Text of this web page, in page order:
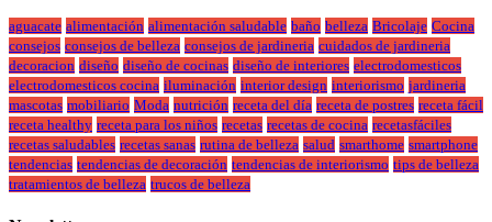
aguacate alimentación alimentación saludable baño belleza Bricolaje Cocina
consejos consejos de belleza consejos de jardineria cuidados de jardineria
decoracion diseño diseño de cocinas diseño de interiores electrodomesticos
electrodomesticos cocina iluminación interior design interiorismo jardineria
mascotas mobiliario Moda nutrición receta del día receta de postres receta fácil
receta healthy receta para los niños recetas recetas de cocina recetasfáciles
recetas saludables recetas sanas rutina de belleza salud smarthome smartphone
tendencias tendencias de decoración tendencias de interiorismo tips de belleza
tratamientos de belleza trucos de belleza